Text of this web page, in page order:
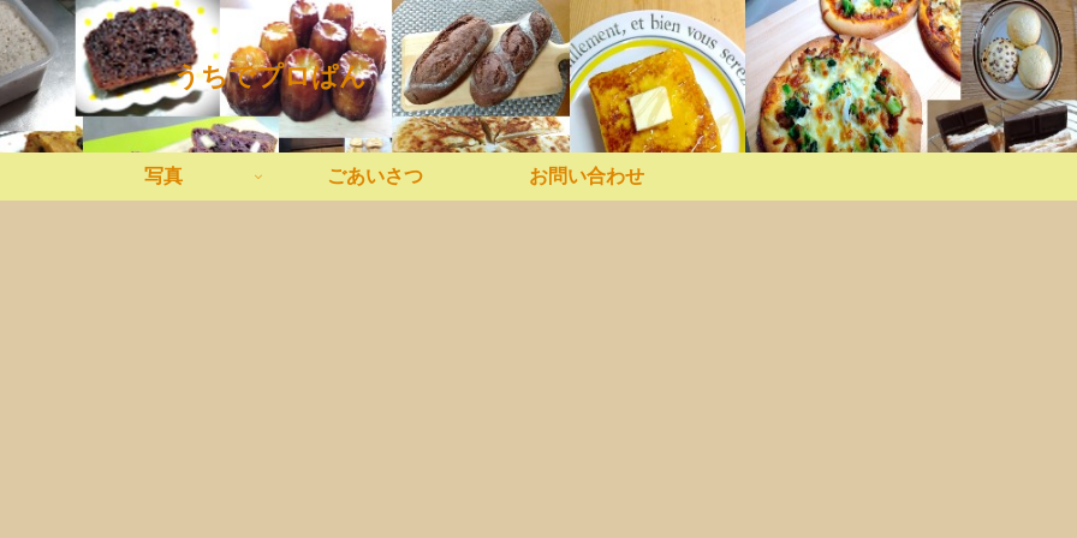
うちでプロぱん
写真 ごあいさつ お問い合わせ